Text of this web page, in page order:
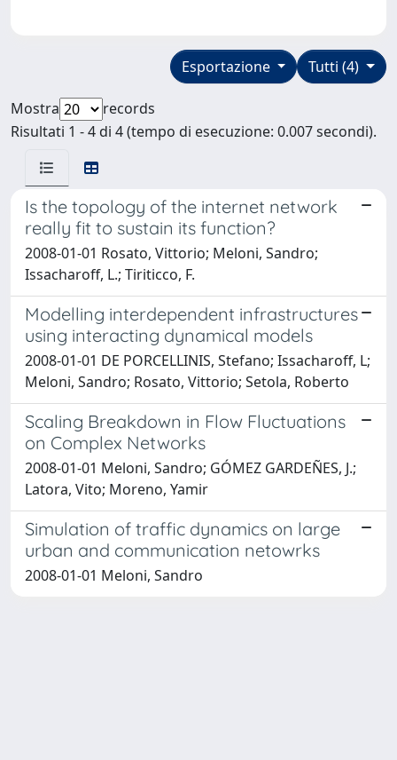
Tutti (4)
Esportazione
Mostra
records
Risultati 1 - 4 di 4 (tempo di esecuzione: 0.007 secondi).
Is the topology of the internet network
really fit to sustain its function?
2008-01-01 Rosato, Vittorio; Meloni, Sandro;
Issacharoff, L.; Tiriticco, F.
Modelling interdependent infrastructures
using interacting dynamical models
2008-01-01 DE PORCELLINIS, Stefano; Issacharoff, L;
Meloni, Sandro; Rosato, Vittorio; Setola, Roberto
Scaling Breakdown in Flow Fluctuations
on Complex Networks
2008-01-01 Meloni, Sandro; GÓMEZ GARDEÑES, J.;
Latora, Vito; Moreno, Yamir
Simulation of traffic dynamics on large
urban and communication netowrks
2008-01-01 Meloni, Sandro